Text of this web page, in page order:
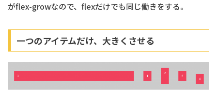
がflex-growなので、flexだけでも同じ働きをする。
一つのアイテムだけ、大きくさせる